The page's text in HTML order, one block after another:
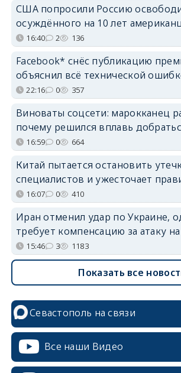
США попросили Россию
осуждённого на 10 лет
16:40 2 136
Facebook* снёс публикацию
объяснил всё технической
22:16 0 357
Виноваты соцсети: марокканец
почему решился вплавь
16:59 0 664
Китай пытается остановить
специалистов и ужесточает
16:07 0 410
Иран отменил удар по Украине,
требует компенсацию за атаку
15:46 3 1183
Показать все
Севастополь на связи
Все наши Видео